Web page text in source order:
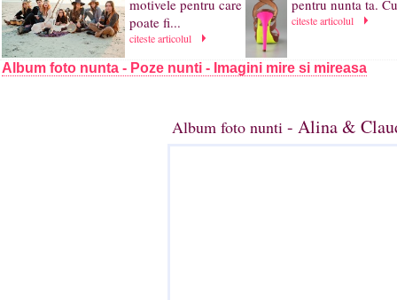
motivele pentru care
poate fi...
citeste articolul
pentru nunta ta.
citeste articolul
Album foto nunta - Poze nunti - Imagini mire si mireasa
Album foto nunti - Alina &